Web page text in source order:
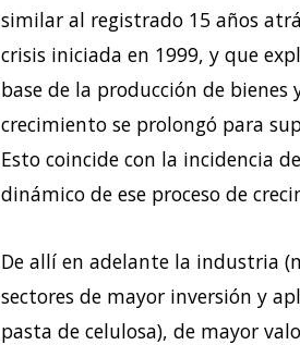
similar al registrado 15 años
crisis iniciada en 1999, y que
base de la producción de bienes
crecimiento se prolongó para
Esto coincide con la incidencia
dinámico de ese proceso de
De allí en adelante la industria
sectores de mayor inversión y
pasta de celulosa), de mayor